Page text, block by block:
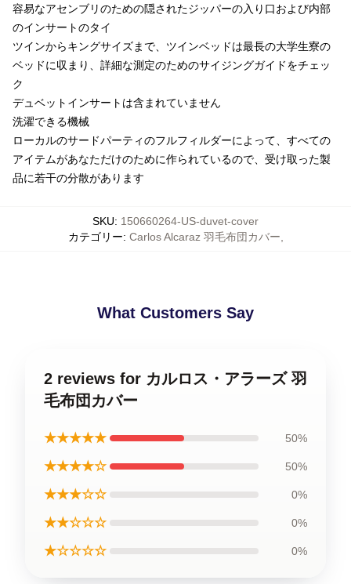
容易なアセンブリのための隠されたジッパーの入り口および内部
のインサートのタイ
ツインからキングサイズまで、ツインベッドは最長の大学生寮の
ベッドに収まり、詳細な測定のためのサイジングガイドをチェッ
ク
デュベットインサートは含まれていません
洗濯できる機械
ローカルのサードパーティのフルフィルダーによって、すべての
アイテムがあなただけのために作られているので、受け取った製
品に若干の分散があります
SKU: 150660264-US-duvet-cover
カテゴリー: Carlos Alcaraz 羽毛布団カバー
What Customers Say
2 reviews for カルロス・アラーズ 羽
毛布団カバー
★★★★★ 50%
★★★★☆ 50%
★★★☆☆ 0%
★★☆☆☆ 0%
★☆☆☆☆ 0%